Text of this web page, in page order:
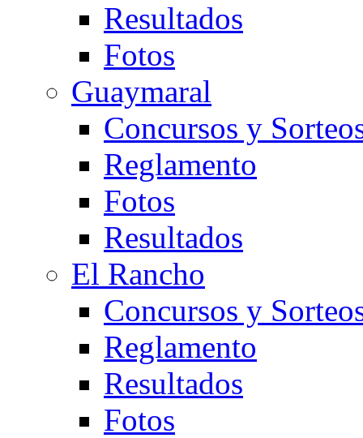
Resultados
Fotos
Guaymaral
Concursos y
Reglamento
Fotos
Resultados
El Rancho
Concursos y
Reglamento
Resultados
Fotos